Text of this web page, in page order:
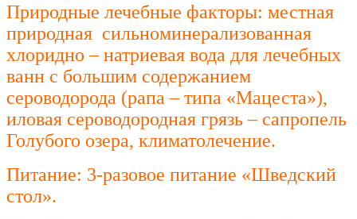
Природные лечебные факторы: местная
природная сильноминерализованная
хлоридно – натриевая вода для лечебных
ванн с большим содержанием
сероводорода (рапа – типа «Мацеста»),
иловая сероводородная грязь – сапропель
Голубого озера, климатолечение.
Питание: 3-разовое питание «Шведский
стол».